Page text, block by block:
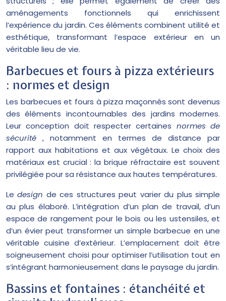
aménagements fonctionnels qui enrichissent
l’expérience du jardin. Ces éléments combinent utilité et
esthétique, transformant l’espace extérieur en un
véritable lieu de vie.
Barbecues et fours à pizza extérieurs
: normes et design
Les barbecues et fours à pizza maçonnés sont devenus
des éléments incontournables des jardins modernes.
Leur conception doit respecter certaines normes de
sécurité , notamment en termes de distance par
rapport aux habitations et aux végétaux. Le choix des
matériaux est crucial : la brique réfractaire est souvent
privilégiée pour sa résistance aux hautes températures.
Ledesign de ces structures peut varier du plus simple
au plus élaboré. L’intégration d’un plan de travail, d’un
espace de rangement pour le bois ou les ustensiles, et
d’un évier peut transformer un simple barbecue en une
véritable cuisine d’extérieur. L’emplacement doit être
soigneusement choisi pour optimiser l’utilisation tout en
s’intégrant harmonieusement dans le paysage du jardin.
Bassins et fontaines : étanchéité et